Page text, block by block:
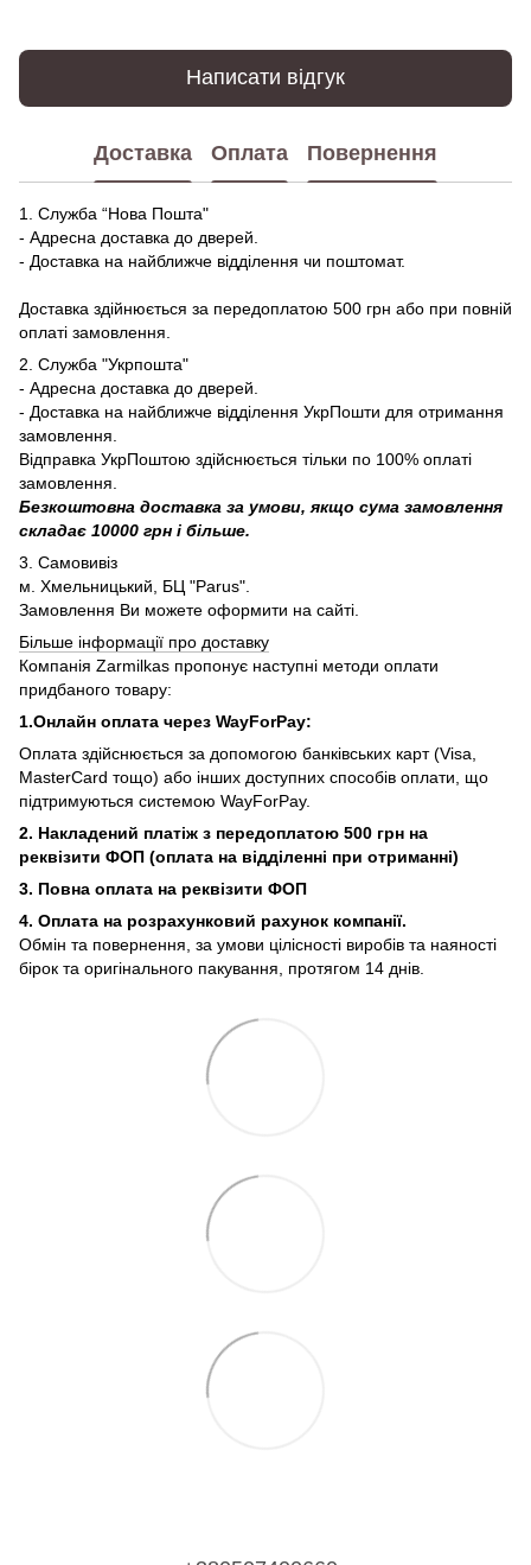
Написати відгук
Доставка Оплата Повернення
1. Служба “Нова Пошта"
- Адресна доставка до дверей.
- Доставка на найближче відділення чи поштомат.
Доставка здійнюється за передоплатою 500 грн або при повній
оплаті замовлення.
2. Служба "Укрпошта"
- Адресна доставка до дверей.
- Доставка на найближче відділення УкрПошти для отримання
замовлення.
Відправка УкрПоштою здійснюється тільки по 100% оплаті
замовлення.
Безкоштовна доставка за умови, якщо сума замовлення
складає 10000 грн і більше.
3. Самовивіз
м. Хмельницький, БЦ "Parus".
Замовлення Ви можете оформити на сайті.
Більше інформації про доставку
Компанія Zarmilkas пропонує наступні методи оплати
придбаного товару:
1.Онлайн оплата через WayForPay:
Оплата здійснюється за допомогою банківських карт (Visa,
MasterCard тощо) або інших доступних способів оплати, що
підтримуються системою WayForPay.
2. Накладений платіж з передоплатою 500 грн на
реквізити ФОП (оплата на відділенні при отриманні)
3. Повна оплата на реквізити ФОП
4. Оплата на розрахунковий рахунок компанії.
Обмін та повернення, за умови цілісності виробів та наяності
бірок та оригінального пакування, протягом 14 днів.